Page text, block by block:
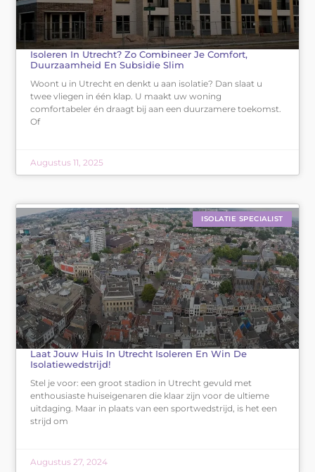
Isoleren In Utrecht? Zo Combineer Je Comfort,
Duurzaamheid En Subsidie Slim
Woont u in Utrecht en denkt u aan isolatie? Dan slaat u
twee vliegen in één klap. U maakt uw woning
comfortabeler én draagt bij aan een duurzamere toekomst.
Of
Augustus 11, 2025
ISOLATIE SPECIALIST
Laat Jouw Huis In Utrecht Isoleren En Win De
Isolatiewedstrijd!
Stel je voor: een groot stadion in Utrecht gevuld met
enthousiaste huiseigenaren die klaar zijn voor de ultieme
uitdaging. Maar in plaats van een sportwedstrijd, is het een
strijd om
Augustus 27, 2024